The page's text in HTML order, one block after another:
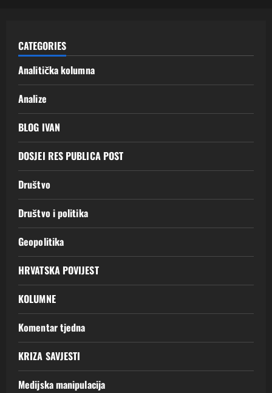
CATEGORIES
Analitička kolumna
Analize
BLOG IVAN
DOSJEI RES PUBLICA POST
Društvo
Društvo i politika
Geopolitika
HRVATSKA POVIJEST
KOLUMNE
Komentar tjedna
KRIZA SAVJESTI
Medijska manipulacija